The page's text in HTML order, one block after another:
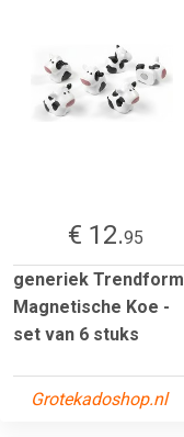
€ 12.95
generiek Trendform
Magnetische Koe -
set van 6 stuks
Grotekadoshop.nl